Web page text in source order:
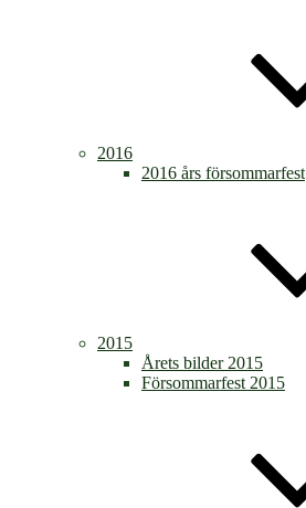
2016
2016 års försommarfest
2015
Årets bilder 2015
Försommarfest 2015